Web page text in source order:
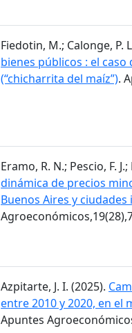
Fiedotin, M.; Calonge, P.
bienes públicos : el
(“chicharrita del maíz”).
Eramo, R. N.; Pescio, F.
dinámica de precios
Buenos Aires y
Azpitarte, J. I. (2025).
entre 2010 y 2020, en el
Apuntes